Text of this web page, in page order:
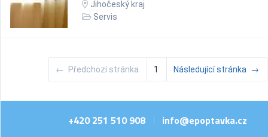
Jihočeský kraj
Servis
← Předchozí stránka 1 Následující stránka →
+420 251 510 908 | info@epoptavka.cz